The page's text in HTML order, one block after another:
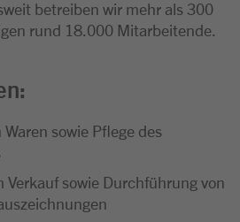
betreiben wir mehr als 300
rund 18.000 Mitarbeitende.
sowie Pflege des
sowie Durchführung von